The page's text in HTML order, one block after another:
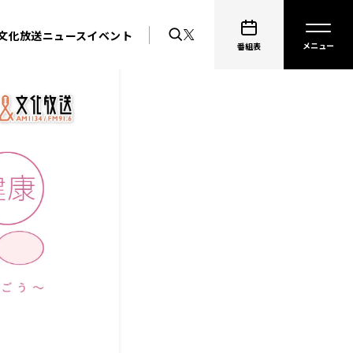
化放送ニュースイベント
番組表